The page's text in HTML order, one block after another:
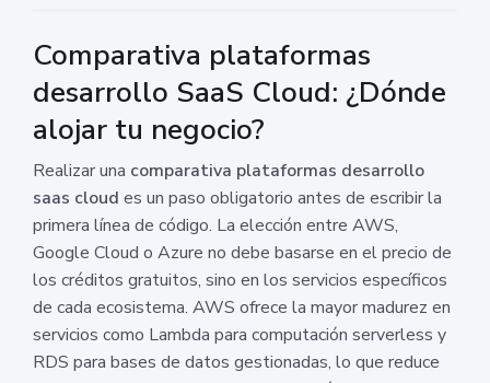
Comparativa plataformas
desarrollo SaaS Cloud: ¿Dónde
alojar tu negocio?
Realizar una comparativa plataformas desarrollo
saas cloud es un paso obligatorio antes de escribir la
primera línea de código. La elección entre AWS,
Google Cloud o Azure no debe basarse en el precio de
los créditos gratuitos, sino en los servicios específicos
de cada ecosistema. AWS ofrece la mayor madurez en
servicios como Lambda para computación serverless y
RDS para bases de datos gestionadas, lo que reduce